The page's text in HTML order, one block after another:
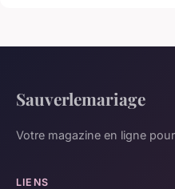
Sauverlemariage
Votre magazine en ligne
LIENS